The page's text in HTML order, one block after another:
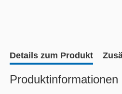
Details zum Produkt